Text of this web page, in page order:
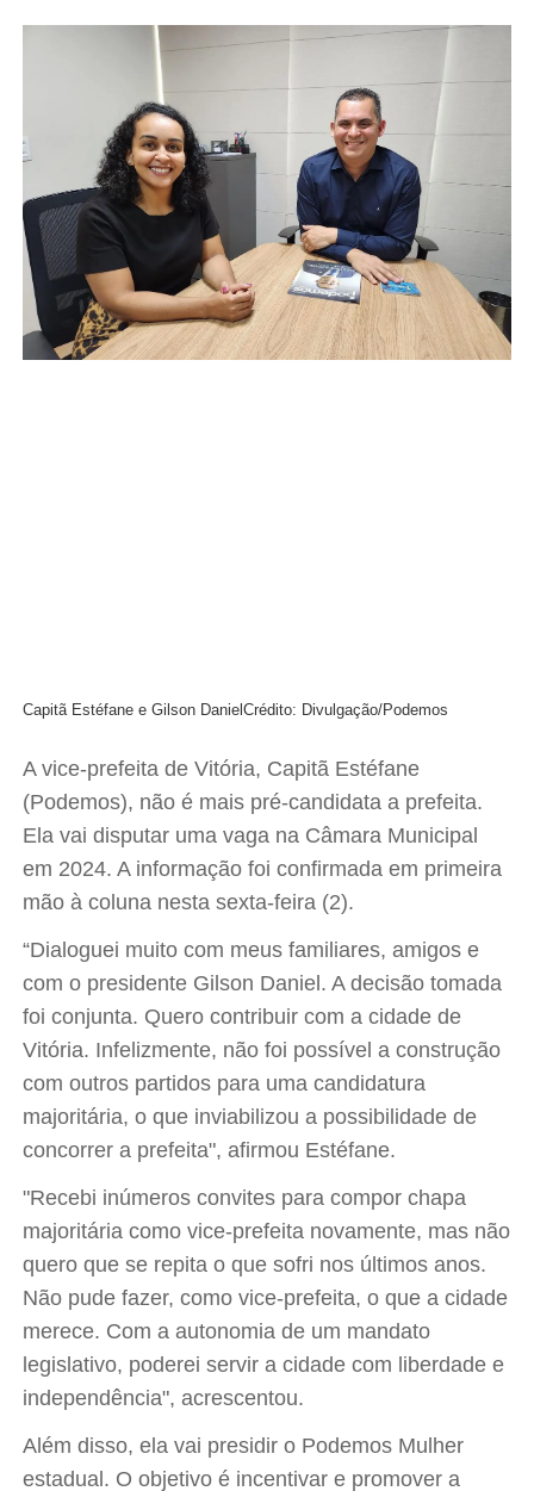
Capitã Estéfane e Gilson DanielCrédito: Divulgação/Podemos
A vice-prefeita de Vitória, Capitã Estéfane
(Podemos), não é mais pré-candidata a prefeita.
Ela vai disputar uma vaga na Câmara Municipal
em 2024. A informação foi confirmada em primeira
mão à coluna nesta sexta-feira (2).
“Dialoguei muito com meus familiares, amigos e
com o presidente Gilson Daniel. A decisão tomada
foi conjunta. Quero contribuir com a cidade de
Vitória. Infelizmente, não foi possível a construção
com outros partidos para uma candidatura
majoritária, o que inviabilizou a possibilidade de
concorrer a prefeita", afirmou Estéfane.
"Recebi inúmeros convites para compor chapa
majoritária como vice-prefeita novamente, mas não
quero que se repita o que sofri nos últimos anos.
Não pude fazer, como vice-prefeita, o que a cidade
merece. Com a autonomia de um mandato
legislativo, poderei servir a cidade com liberdade e
independência", acrescentou.
Além disso, ela vai presidir o Podemos Mulher
estadual. O objetivo é incentivar e promover a